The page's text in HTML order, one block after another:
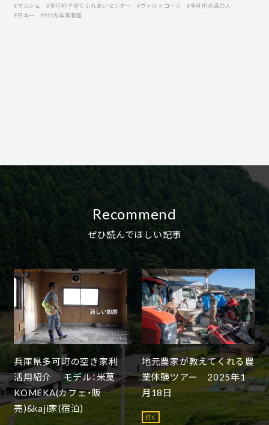
#マルシェ
#多可町子育てふれあいセンター #ヴァルトコース
#多可町の森の人
#日本一
##竹内写真教室
Recommend
ぜひ読んでほしい記事
兵庫県多可町の空き家利
活用紹介 モデル：米菓
KOMEKA(カフェ・販
売)&kaji家(宿泊)
地元農家が教えてくれる農
業体験ツアー 2025年1
月18日
行く